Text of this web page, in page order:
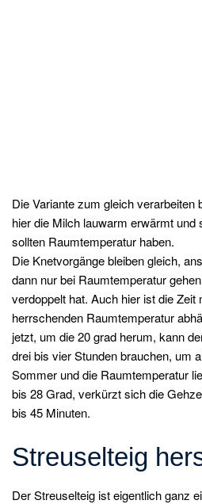
Die Variante zum gleich verarbeiten
hier die Milch lauwarm erwärmt und
sollten Raumtemperatur haben.
Die Knetvorgänge bleiben gleich,
dann nur bei Raumtemperatur
verdoppelt hat. Auch hier ist die Zeit
herrschenden Raumtemperatur
jetzt, um die 20 grad herum, kann
drei bis vier Stunden brauchen, um
Sommer und die Raumtemperatur
bis 28 Grad, verkürzt sich die
bis 45 Minuten.
Streuselteig
Der Streuselteig ist eigentlich ganz